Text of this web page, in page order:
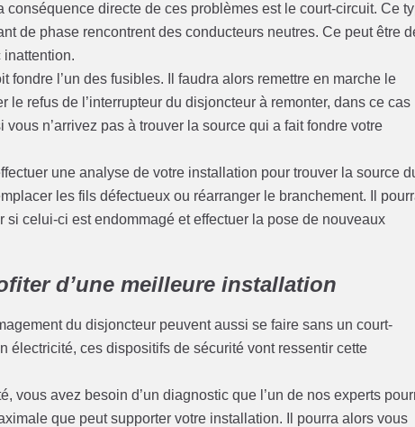
directe de ces problèmes est le court-circuit. Ce
de phase rencontrent des conducteurs neutres. Ce peut être
inattention.
fondre l’un des fusibles. Il faudra alors remettre en marche le
refus de l’interrupteur du disjoncteur à remonter, dans ce cas
n’arrivez pas à trouver la source qui a fait fondre votre
une analyse de votre installation pour trouver la source
les fils défectueux ou réarranger le branchement. Il
celui-ci est endommagé et effectuer la pose de nouveaux
d’une meilleure installation
du disjoncteur peuvent aussi se faire sans un court-
électricité, ces dispositifs de sécurité vont ressentir cette
vous avez besoin d’un diagnostic que l’un de nos experts
que peut supporter votre installation. Il pourra alors vous